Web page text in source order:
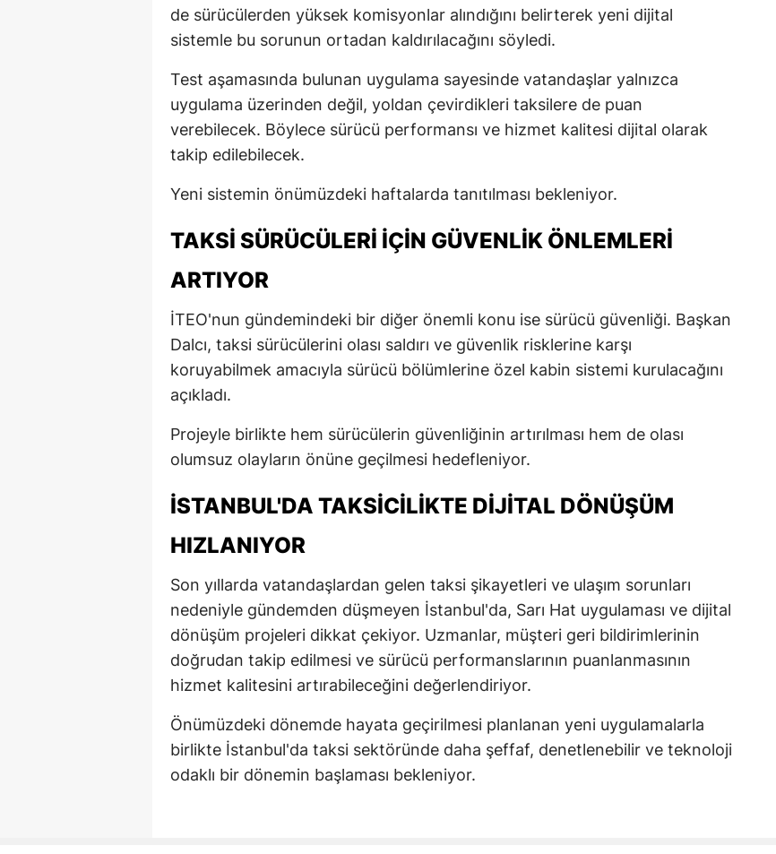
de sürücülerden yüksek komisyonlar alındığını belirterek yeni dijital
sistemle bu sorunun ortadan kaldırılacağını söyledi.
Test aşamasında bulunan uygulama sayesinde vatandaşlar yalnızca
uygulama üzerinden değil, yoldan çevirdikleri taksilere de puan
verebilecek. Böylece sürücü performansı ve hizmet kalitesi dijital olarak
takip edilebilecek.
Yeni sistemin önümüzdeki haftalarda tanıtılması bekleniyor.
TAKSI SÜRÜCÜLERI İÇIN GÜVENLIK ÖNLEMLERI
ARTIYOR
İTEO'nun gündemindeki bir diğer önemli konu ise sürücü güvenliği. Başkan
Dalcı, taksi sürücülerini olası saldırı ve güvenlik risklerine karşı
koruyabilmek amacıyla sürücü bölümlerine özel kabin sistemi kurulacağını
açıkladı.
Projeyle birlikte hem sürücülerin güvenliğinin artırılması hem de olası
olumsuz olayların önüne geçilmesi hedefleniyor.
İSTANBUL'DA TAKSICILIKTE DIJITAL DÖNÜŞÜM
HIZLANIYOR
Son yıllarda vatandaşlardan gelen taksi şikayetleri ve ulaşım sorunları
nedeniyle gündemden düşmeyen İstanbul'da, Sarı Hat uygulaması ve dijital
dönüşüm projeleri dikkat çekiyor. Uzmanlar, müşteri geri bildirimlerinin
doğrudan takip edilmesi ve sürücü performanslarının puanlanmasının
hizmet kalitesini artırabileceğini değerlendiriyor.
Önümüzdeki dönemde hayata geçirilmesi planlanan yeni uygulamalarla
birlikte İstanbul'da taksi sektöründe daha şeffaf, denetlenebilir ve teknoloji
odaklı bir dönemin başlaması bekleniyor.